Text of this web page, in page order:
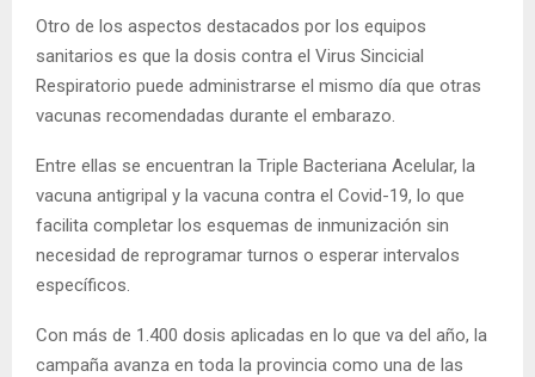
Otro de los aspectos destacados por los equipos
sanitarios es que la dosis contra el Virus Sincicial
Respiratorio puede administrarse el mismo día que otras
vacunas recomendadas durante el embarazo.
Entre ellas se encuentran la Triple Bacteriana Acelular, la
vacuna antigripal y la vacuna contra el Covid-19, lo que
facilita completar los esquemas de inmunización sin
necesidad de reprogramar turnos o esperar intervalos
específicos.
Con más de 1.400 dosis aplicadas en lo que va del año, la
campaña avanza en toda la provincia como una de las